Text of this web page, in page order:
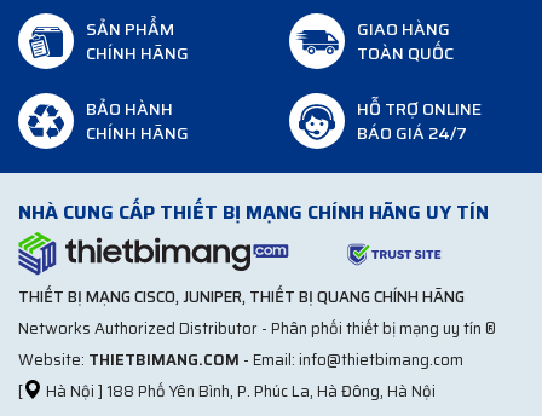
SẢN PHẨM
CHÍNH HÃNG
GIAO HÀNG
TOÀN QUỐC
BẢO HÀNH
CHÍNH HÃNG
HỖ TRỢ ONLINE
BÁO GIÁ 24/7
NHÀ CUNG CẤP THIẾT BỊ MẠNG CHÍNH HÃNG UY TÍN
THIẾT BỊ MẠNG CISCO, JUNIPER, THIẾT BỊ QUANG CHÍNH HÃNG
Networks Authorized Distributor - Phân phối thiết bị mạng uy tín ®
Website: THIETBIMANG.COM - Email: info@thietbimang.com
[
Hà Nội ] 188 Phố Yên Bình, P. Phúc La, Hà Đông, Hà Nội